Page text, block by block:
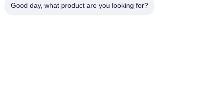
Adresse
Good day, what product are you looking for?